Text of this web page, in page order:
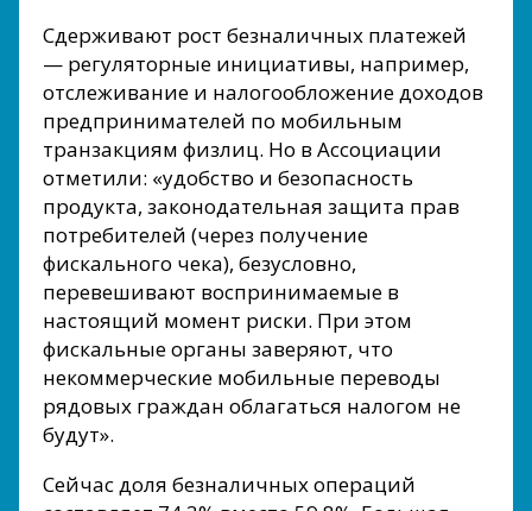
Сдерживают рост безналичных платежей
— регуляторные инициативы, например,
отслеживание и налогообложение доходов
предпринимателей по мобильным
транзакциям физлиц. Но в Ассоциации
отметили: «удобство и безопасность
продукта, законодательная защита прав
потребителей (через получение
фискального чека), безусловно,
перевешивают воспринимаемые в
настоящий момент риски. При этом
фискальные органы заверяют, что
некоммерческие мобильные переводы
рядовых граждан облагаться налогом не
будут».
Сейчас доля безналичных операций